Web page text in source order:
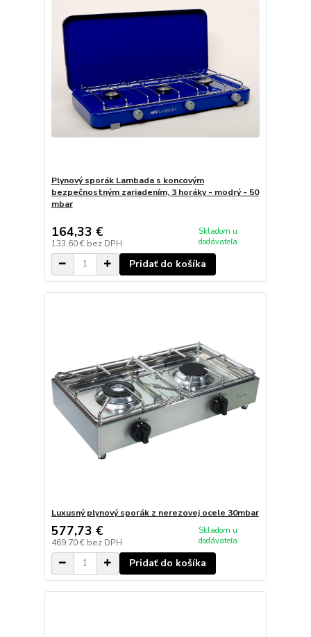
Plynový sporák Lambada s koncovým
bezpečnostným zariadením, 3 horáky - modrý - 50
mbar
164,33 €
133,60 € bez DPH
Skladom u
dodávateľa
Pridať do košíka
Luxusný plynový sporák z nerezovej ocele 30mbar
577,73 €
469,70 € bez DPH
Skladom u
dodávateľa
Pridať do košíka